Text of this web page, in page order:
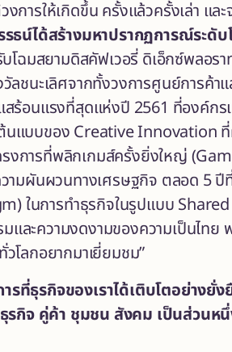
ารให้เกิดขึ้น ครั้งแล้วครั้งเล่า แล
ธน์ได้สร้างมหาปรากฏการณ์ระดับ
โฉมสยามดิสคัฟเวอรี่ ดิเอ็กซ์พลอร
ชนะเลิศจากทั้งวงการศูนย์การค้า
สร้อนแรงที่สุดแห่งปี 2561 ที่องค์ก
นแบบของ Creative Innovation
ารที่พลิกเกมส์ครั้งยิ่งใหญ่
ามผันผวนทางเศรษฐกิจ ตลอด 5 ปี
ในการทำธุรกิจในรูปแบบ
ละความงดงามของความเป็นไท
โลกอยากมาเยี่ยมชม”
ที่ธุรกิจของเราได้เติบโตอย่าง
จ คู่ค้า ชุมชน สังคม เป็นส่วนห